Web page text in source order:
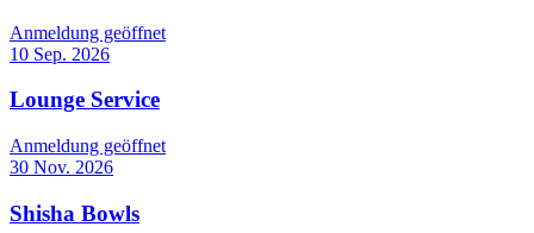
Anmeldung geöffnet
10 Sep. 2026
Lounge Service
Anmeldung geöffnet
30 Nov. 2026
Shisha Bowls